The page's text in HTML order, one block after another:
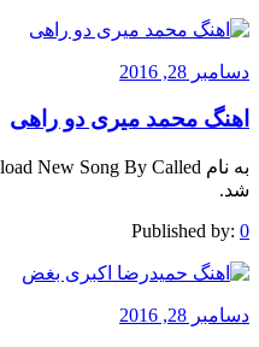
دسامبر 28, 2016
اهنگ محمد میری دو راهی
شد.
Published by: 0
دسامبر 28, 2016